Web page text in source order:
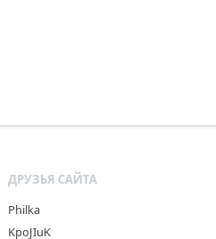
ДРУЗЬЯ САЙТА
Philka
KpoJIuK